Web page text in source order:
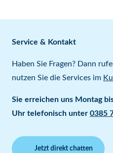
Service & Kontakt
Haben Sie Fragen? Dann
nutzen Sie die Services im
Sie erreichen uns Montag
Uhr telefonisch unter 0385
Jetzt direkt chatten